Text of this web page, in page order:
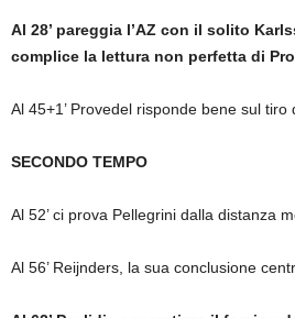
Al 28’ pareggia l’AZ con il solito
complice la lettura non perfetta di
Al 45+1’ Provedel risponde bene sul tiro
SECONDO TEMPO
Al 52’ ci prova Pellegrini dalla distanza
Al 56’ Reijnders, la sua conclusione